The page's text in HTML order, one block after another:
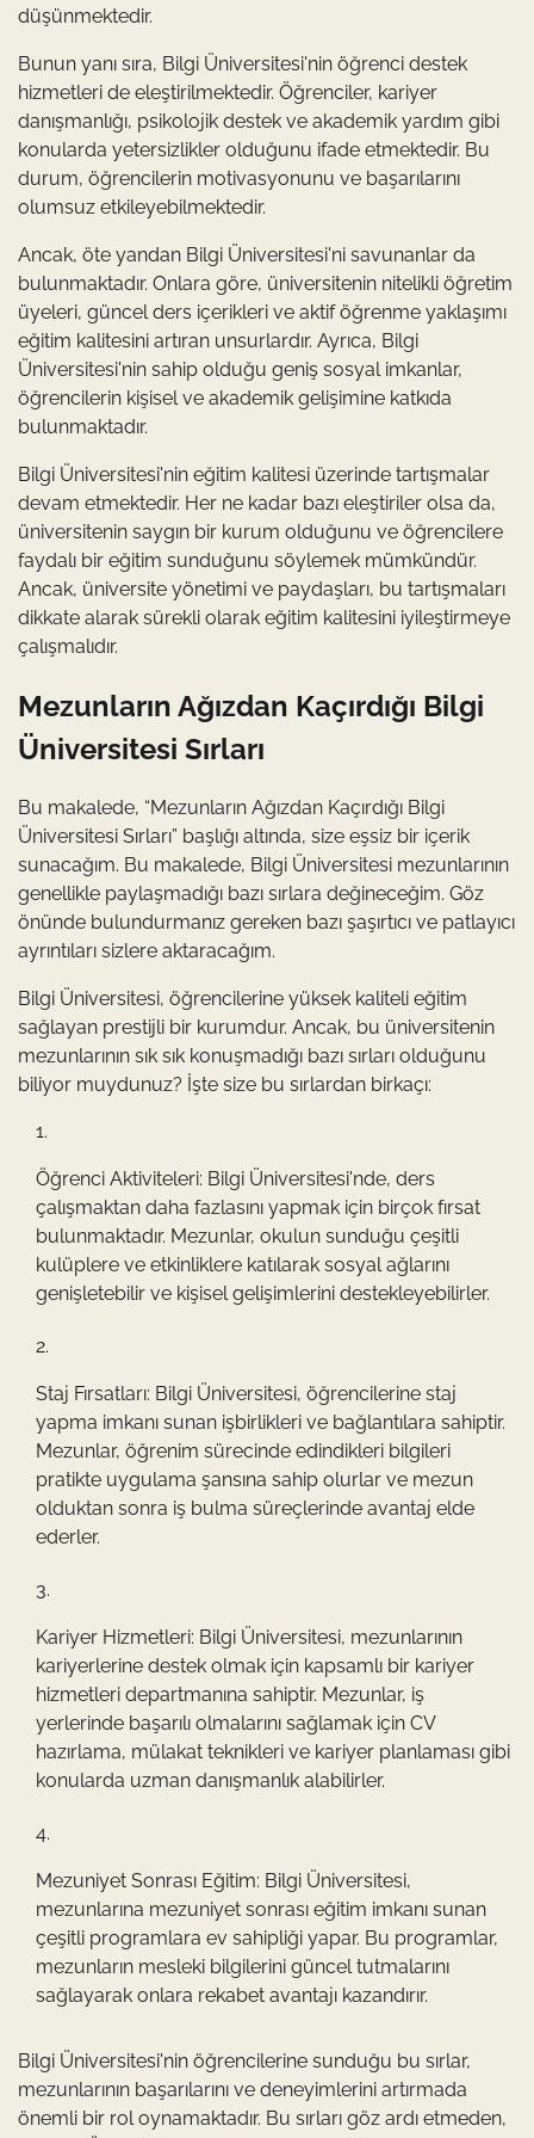
düşünmektedir.
Bunun yanı sıra, Bilgi Üniversitesi'nin öğrenci destek
hizmetleri de eleştirilmektedir. Öğrenciler, kariyer
danışmanlığı, psikolojik destek ve akademik yardım gibi
konularda yetersizlikler olduğunu ifade etmektedir. Bu
durum, öğrencilerin motivasyonunu ve başarılarını
olumsuz etkileyebilmektedir.
Ancak, öte yandan Bilgi Üniversitesi'ni savunanlar da
bulunmaktadır. Onlara göre, üniversitenin nitelikli öğretim
üyeleri, güncel ders içerikleri ve aktif öğrenme yaklaşımı
eğitim kalitesini artıran unsurlardır. Ayrıca, Bilgi
Üniversitesi'nin sahip olduğu geniş sosyal imkanlar,
öğrencilerin kişisel ve akademik gelişimine katkıda
bulunmaktadır.
Bilgi Üniversitesi'nin eğitim kalitesi üzerinde tartışmalar
devam etmektedir. Her ne kadar bazı eleştiriler olsa da,
üniversitenin saygın bir kurum olduğunu ve öğrencilere
faydalı bir eğitim sunduğunu söylemek mümkündür.
Ancak, üniversite yönetimi ve paydaşları, bu tartışmaları
dikkate alarak sürekli olarak eğitim kalitesini iyileştirmeye
çalışmalıdır.
Mezunların Ağızdan Kaçırdığı Bilgi
Üniversitesi Sırları
Bu makalede, “Mezunların Ağızdan Kaçırdığı Bilgi
Üniversitesi Sırları” başlığı altında, size eşsiz bir içerik
sunacağım. Bu makalede, Bilgi Üniversitesi mezunlarının
genellikle paylaşmadığı bazı sırlara değineceğim. Göz
önünde bulundurmanız gereken bazı şaşırtıcı ve patlayıcı
ayrıntıları sizlere aktaracağım.
Bilgi Üniversitesi, öğrencilerine yüksek kaliteli eğitim
sağlayan prestijli bir kurumdur. Ancak, bu üniversitenin
mezunlarının sık sık konuşmadığı bazı sırları olduğunu
biliyor muydunuz? İşte size bu sırlardan birkaçı:
Öğrenci Aktiviteleri: Bilgi Üniversitesi'nde, ders
çalışmaktan daha fazlasını yapmak için birçok fırsat
bulunmaktadır. Mezunlar, okulun sunduğu çeşitli
kulüplere ve etkinliklere katılarak sosyal ağlarını
genişletebilir ve kişisel gelişimlerini destekleyebilirler.
Staj Fırsatları: Bilgi Üniversitesi, öğrencilerine staj
yapma imkanı sunan işbirlikleri ve bağlantılara sahiptir.
Mezunlar, öğrenim sürecinde edindikleri bilgileri
pratikte uygulama şansına sahip olurlar ve mezun
olduktan sonra iş bulma süreçlerinde avantaj elde
ederler.
Kariyer Hizmetleri: Bilgi Üniversitesi, mezunlarının
kariyerlerine destek olmak için kapsamlı bir kariyer
hizmetleri departmanına sahiptir. Mezunlar, iş
yerlerinde başarılı olmalarını sağlamak için CV
hazırlama, mülakat teknikleri ve kariyer planlaması gibi
konularda uzman danışmanlık alabilirler.
Mezuniyet Sonrası Eğitim: Bilgi Üniversitesi,
mezunlarına mezuniyet sonrası eğitim imkanı sunan
çeşitli programlara ev sahipliği yapar. Bu programlar,
mezunların mesleki bilgilerini güncel tutmalarını
sağlayarak onlara rekabet avantajı kazandırır.
Bilgi Üniversitesi'nin öğrencilerine sunduğu bu sırlar,
mezunlarının başarılarını ve deneyimlerini artırmada
önemli bir rol oynamaktadır. Bu sırları göz ardı etmeden,